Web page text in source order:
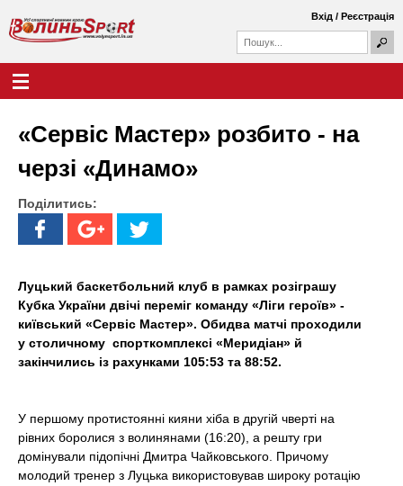
вмісту
В
л
и
н
ь
S
p
o
о
у
о
а
о
ш
Вхід / Реєстрація
«Сервіс Мастер» розбито - на
черзі «Динамо»
Поділитись:
Луцький баскетбольний клуб в рамках розіграшу
Кубка України двічі переміг команду «Ліги героїв» -
київський «Сервіс Мастер». Обидва матчі проходили
у столичному спорткомплексі «Меридіан» й
закінчились із рахунками 105:53 та 88:52.
У першому протистоянні кияни хіба в другій чверті на
рівних боролися з волинянами (16:20), а решту гри
домінували підопічні Дмитра Чайковського. Причому
молодий тренер з Луцька використовував широку ротацію